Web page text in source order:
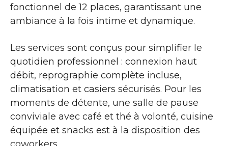
fonctionnel de 12 places, garantissant une
ambiance à la fois intime et dynamique.
Les services sont conçus pour simplifier le
quotidien professionnel : connexion haut
débit, reprographie complète incluse,
climatisation et casiers sécurisés. Pour les
moments de détente, une salle de pause
conviviale avec café et thé à volonté, cuisine
équipée et snacks est à la disposition des